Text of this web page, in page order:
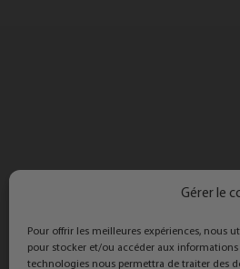
Gérer le
Pour offrir les meilleures expériences, nous
pour stocker et/ou accéder aux informations
technologies nous permettra de traiter des